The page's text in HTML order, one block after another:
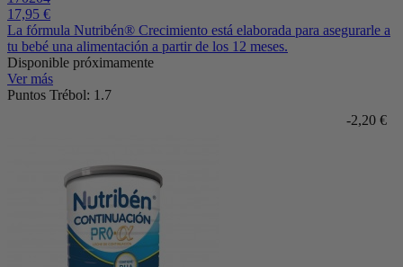
17,95 €
La fórmula Nutribén® Crecimiento está elaborada para asegurarle a
tu bebé una alimentación a partir de los 12 meses.
Disponible próximamente
Ver más
Puntos Trébol: 1.7
-2,20 €